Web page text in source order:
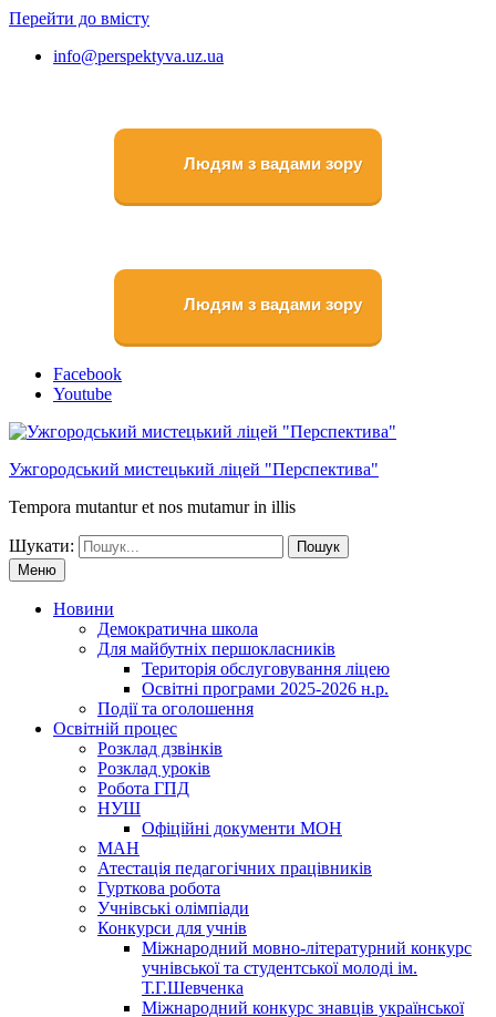
Перейти до вмісту
info@perspektyva.uz.ua
Людям з вадами зору
Людям з вадами зору
Faceboоk
Youtube
Ужгородський мистецький ліцей "Перспектива"
Tempora mutantur et nos mutamur in illis
Шукати:
Меню
Новини
Демократична школа
Для майбутніх першокласників
Територія обслуговування ліцею
Освітні програми 2025-2026 н.р.
Події та оголошення
Освітній процес
Розклад дзвінків
Розклад уроків
Робота ГПД
НУШ
Офіційні документи МОН
МАН
Атестація педагогічних працівників
Гурткова робота
Учнівські олімпіади
Конкурси для учнів
Мiжнародний мовно-літературний конкурс
учнiвської та студентської молодi iм.
Т.Г.Шевченка
Міжнародний конкурс знавців української